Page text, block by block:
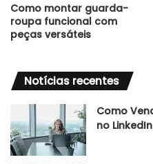
Como montar guarda-
roupa funcional com
peças versáteis
Notícias recentes
Como
no LinkedIn